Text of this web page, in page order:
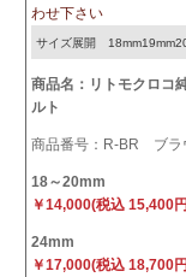
わせ下さい
サイズ展開
商品名：リトモクロコ
ルト
商品番号：R-BR ブラ
18～20mm
￥14,000(税込 15,400
24mm
￥17,000(税込 18,700